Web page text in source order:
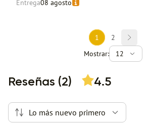
Entrega08 agosto
1
2
Mostrar:
12
Reseñas (2) 4.5
Lo más nuevo primero